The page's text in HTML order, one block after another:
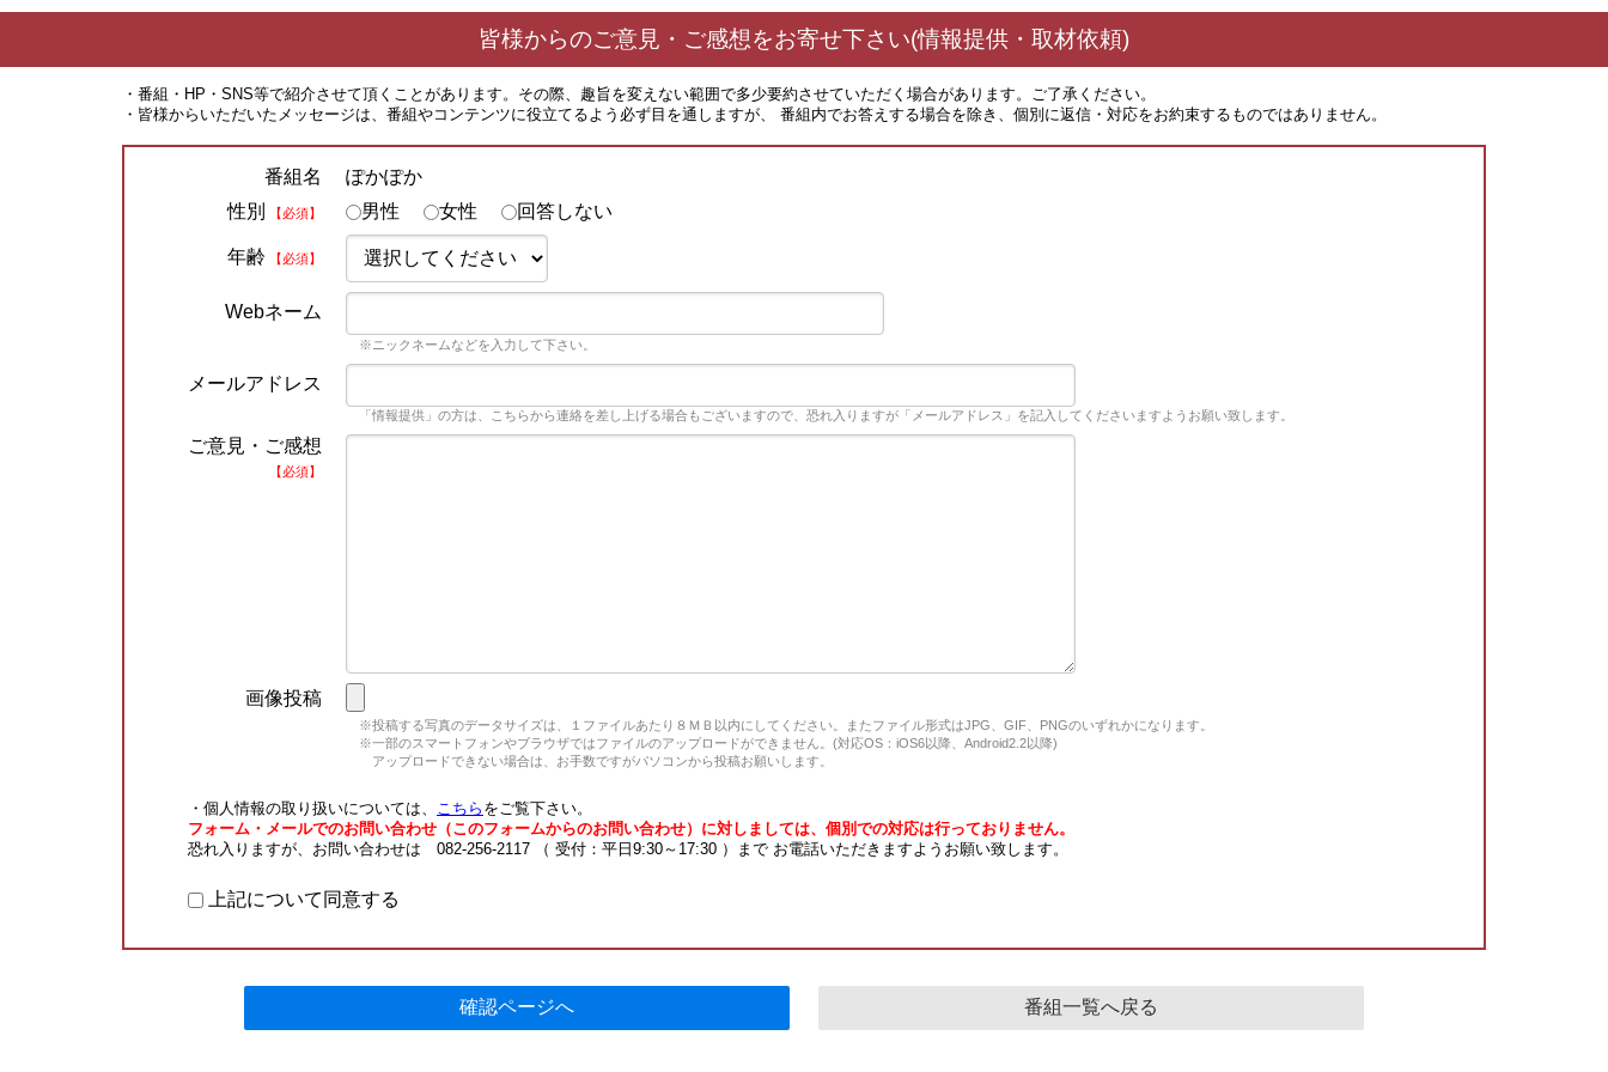
皆様からのご意見・ご感想をお寄せ下さい(情報提供・取材依頼)
・番組・HP・SNS等で紹介させて頂くことがあります。その際、趣旨を変えない範囲で多少要約させていただく場合があります。ご了承ください。
・皆様からいただいたメッセージは、番組やコンテンツに役立てるよう必ず目を通しますが、 番組内でお答えする場合を除き、個別に返信・対応をお約束するものではありません。
番組名
ぽかぽか
性別
【必須】 男性 女性 回答しない
年齢 【必須】
Webネーム
※ニックネームなどを入力して下さい。
メールアドレス
「情報提供」の方は、こちらから連絡を差し上げる場合もございますので、恐れ入りますが「メールアドレス」を記入してくださいますようお願い致します。
ご意見・ご感想
【必須】
画像投稿
※投稿する写真のデータサイズは、１ファイルあたり８ＭＢ以内にしてください。またファイル形式はJPG、GIF、PNGのいずれかになります。
※一部のスマートフォンやブラウザではファイルのアップロードができません。(対応OS：iOS6以降、Android2.2以降)
アップロードできない場合は、お手数ですがパソコンから投稿お願いします。
・個人情報の取り扱いについては、 こちら をご覧下さい。
フォーム・メールでのお問い合わせ（このフォームからのお問い合わせ）に対しましては、個別での対応は行っておりません。
恐れ入りますが、お問い合わせは 082-256-2117 （ 受付：平日9:30～17:30 ）まで お電話いただきますようお願い致します。
上記について同意する
確認ページへ 番組一覧へ戻る